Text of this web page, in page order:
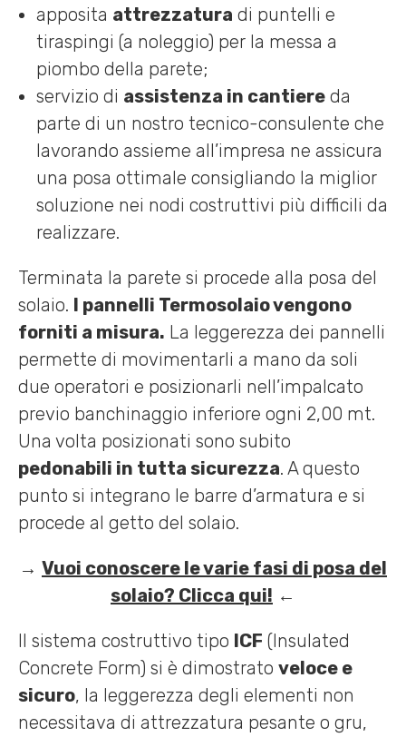
apposita attrezzatura di puntelli e
tiraspingi (a noleggio) per la messa a
piombo della parete;
servizio di assistenza in cantiere da
parte di un nostro tecnico-consulente che
lavorando assieme all’impresa ne assicura
una posa ottimale consigliando la miglior
soluzione nei nodi costruttivi più difficili da
realizzare.
Terminata la parete si procede alla posa del
solaio. I pannelli Termosolaio vengono
forniti a misura. La leggerezza dei pannelli
permette di movimentarli a mano da soli
due operatori e posizionarli nell’impalcato
previo banchinaggio inferiore ogni 2,00 mt.
Una volta posizionati sono subito
pedonabili in tutta sicurezza. A questo
punto si integrano le barre d’armatura e si
procede al getto del solaio.
→ Vuoi conoscere le varie fasi di posa del
solaio? Clicca qui! ←
Il sistema costruttivo tipo ICF (Insulated
Concrete Form) si è dimostrato veloce e
sicuro, la leggerezza degli elementi non
necessitava di attrezzatura pesante o gru,